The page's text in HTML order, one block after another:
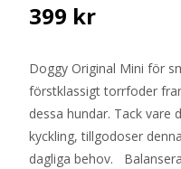
399 kr
Doggy Original Mini för
förstklassigt torrfoder
dessa hundar. Tack vare
kyckling, tillgodoser
dagliga behov.